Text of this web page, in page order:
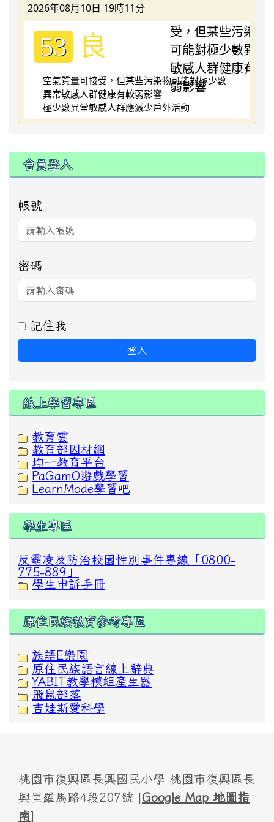
2026年08月10日 19時11分
53 良
空氣質量可接受，但某些污染物可能對極少數
異常敏感人群健康有較弱影響
極少數異常敏感人群應減少戶外活動
:::
會員登入
帳號
密碼
記住我
登入
線上學習專區
教育雲
教育部因材網
均一教育平台
PaGamO遊戲學習
LearnMode學習吧
學生專區
反霸凌及防治校園性別事件專線「0800-
775-889」
學生申訴手冊
原住民族教育參考專區
族語E樂園
原住民族語言線上辭典
YABIT教學模組產生器
飛鼠部落
吉娃斯愛科學
桃園市復興區長興國民小學 桃園市復興區長
興里羅馬路4段207號 [Google Map 地圖指
南]